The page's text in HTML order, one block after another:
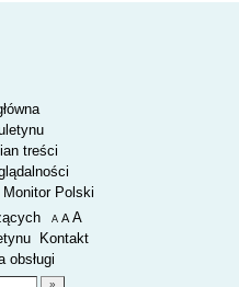
treści
Monitor Polski
A pomniejsz czcionkę
A standardowy rozmiar czcionki
A
Kontakt
obsługi